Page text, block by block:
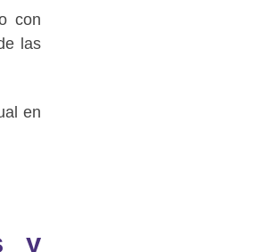
con
las
en
y